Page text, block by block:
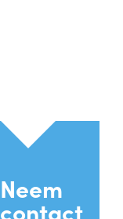
Neem
contact